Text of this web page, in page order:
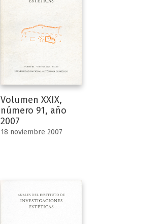
Volumen XXIX,
número 91, año
2007
18 noviembre 2007